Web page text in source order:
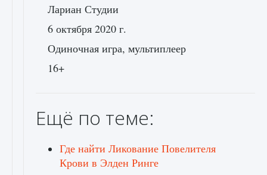
Лариан Студии
6 октября 2020 г.
Одиночная игра, мультиплеер
16+
Ещё по теме:
Где найти Ликование Повелителя
Крови в Элден Ринге